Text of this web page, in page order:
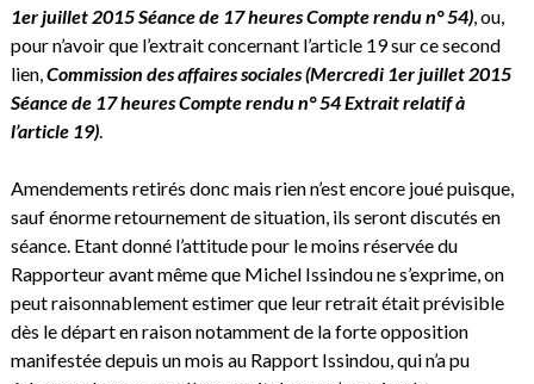
1er juillet 2015 Séance de 17 heures Compte rendu n° 54), ou,
pour n’avoir que l’extrait concernant l’article 19 sur ce second
lien, Commission des affaires sociales (Mercredi 1er juillet 2015
Séance de 17 heures Compte rendu n° 54 Extrait relatif à
l’article 19).
Amendements retirés donc mais rien n’est encore joué puisque,
sauf énorme retournement de situation, ils seront discutés en
séance. Etant donné l’attitude pour le moins réservée du
Rapporteur avant même que Michel Issindou ne s’exprime, on
peut raisonnablement estimer que leur retrait était prévisible
dès le départ en raison notamment de la forte opposition
manifestée depuis un mois au Rapport Issindou, qui n’a pu